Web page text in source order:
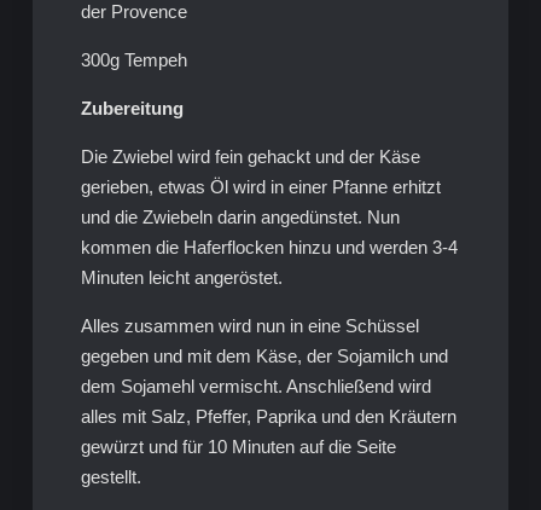
der Provence
300g Tempeh
Zubereitung
Die Zwiebel wird fein gehackt und der Käse
gerieben, etwas Öl wird in einer Pfanne erhitzt
und die Zwiebeln darin angedünstet. Nun
kommen die Haferflocken hinzu und werden 3-4
Minuten leicht angeröstet.
Alles zusammen wird nun in eine Schüssel
gegeben und mit dem Käse, der Sojamilch und
dem Sojamehl vermischt. Anschließend wird
alles mit Salz, Pfeffer, Paprika und den Kräutern
gewürzt und für 10 Minuten auf die Seite
gestellt.